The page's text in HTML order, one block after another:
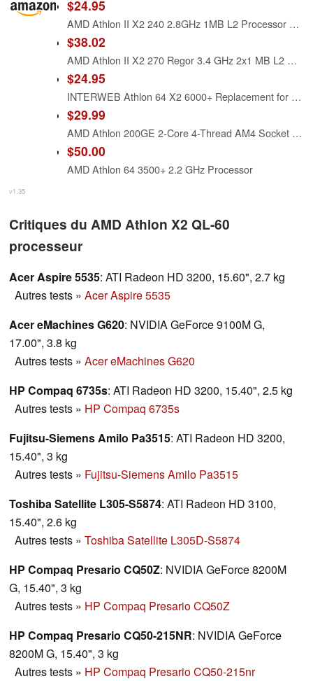
$24.95
AMD Athlon II X2 240 2.8GHz 1MB L2 Processor AMD Athlon 64 2.8GHz Socket AM3 45NM 64-Bit 1MB
$38.02
AMD Athlon II X2 270 Regor 3.4 GHz 2x1 MB L2 Cache Socket AM3 65W Dual-Core Desktop Processor - Retail ADX270OCGMBOX
$24.95
INTERWEB Athlon 64 X2 6000+ Replacement for AMD Athlon 64 X2 6000+ 3 GHz Dual-Core CPU Processor ADA6000IAA6CZ Socket AM2 2MB 89W
$29.99
AMD Athlon 200GE 2-Core 4-Thread AM4 Socket Desktop Processor with Radeon Vega Graphics (YD200GC6FBBOX)
$50.00
AMD Athlon 64 3500+ 2.2 GHz Processor
v1.35
Critiques du AMD Athlon X2 QL-60
processeur
Acer Aspire 5535: ATI Radeon HD 3200, 15.60", 2.7 kg
Autres tests » Acer Aspire 5535
Acer eMachines G620: NVIDIA GeForce 9100M G,
17.00", 3.8 kg
Autres tests » Acer eMachines G620
HP Compaq 6735s: ATI Radeon HD 3200, 15.40", 2.5 kg
Autres tests » HP Compaq 6735s
Fujitsu-Siemens Amilo Pa3515: ATI Radeon HD 3200,
15.40", 3 kg
Autres tests » Fujitsu-Siemens Amilo Pa3515
Toshiba Satellite L305-S5874: ATI Radeon HD 3100,
15.40", 2.6 kg
Autres tests » Toshiba Satellite L305D-S5874
HP Compaq Presario CQ50Z: NVIDIA GeForce 8200M
G, 15.40", 3 kg
Autres tests » HP Compaq Presario CQ50Z
HP Compaq Presario CQ50-215NR: NVIDIA GeForce
8200M G, 15.40", 3 kg
Autres tests » HP Compaq Presario CQ50-215nr